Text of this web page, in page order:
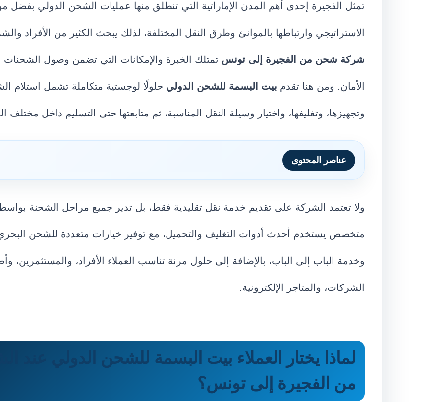
تمثل الفجيرة إحدى أهم المدن الإماراتية التي تنطلق منها عمليات الشحن الدولي بفضل
الاستراتيجي وارتباطها بالموانئ وطرق النقل المختلفة، لذلك يبحث الكثير من الأفراد
شركة شحن من الفجيرة إلى تونس تمتلك الخبرة والإمكانات التي تضمن وصول
الأمان. ومن هنا تقدم بيت البسمة للشحن الدولي حلولًا لوجستية متكاملة تشمل استلام
وتجهيزها، وتغليفها، واختيار وسيلة النقل المناسبة، ثم متابعتها حتى التسليم داخل مختلف
عناصر المحتوى
ولا تعتمد الشركة على تقديم خدمة نقل تقليدية فقط، بل تدير جميع مراحل الشحنة
متخصص يستخدم أحدث أدوات التغليف والتحميل، مع توفير خيارات متعددة للشحن
وخدمة الباب إلى الباب، بالإضافة إلى حلول مرنة تناسب العملاء الأفراد، والمستثمرين،
الشركات، والمتاجر الإلكترونية.
لماذا يختار العملاء بيت البسمة للشحن الدولي عند
من الفجيرة إلى تونس؟